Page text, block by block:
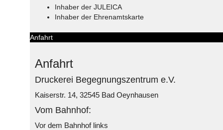
Inhaber der JULEICA
Inhaber der Ehrenamtskarte
Anfahrt
Anfahrt
Druckerei Begegnungszentrum e.V.
Kaiserstr. 14, 32545 Bad Oeynhausen
Vom Bahnhof:
Vor dem Bahnhof links